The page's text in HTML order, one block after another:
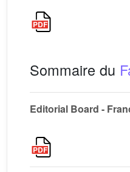
Sommaire du
Editorial Board -